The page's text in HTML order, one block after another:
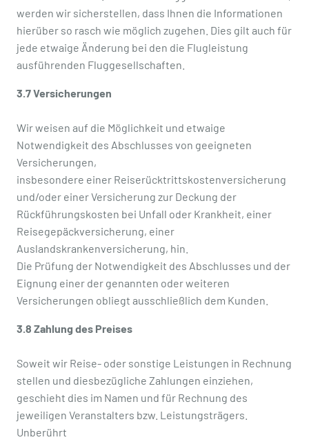
werden wir sicherstellen, dass Ihnen die Informationen
hierüber so rasch wie möglich zugehen. Dies gilt auch für
jede etwaige Änderung bei den die Flugleistung
ausführenden Fluggesellschaften.
3.7 Versicherungen
Wir weisen auf die Möglichkeit und etwaige
Notwendigkeit des Abschlusses von geeigneten
Versicherungen,
insbesondere einer Reiserücktrittskostenversicherung
und/oder einer Versicherung zur Deckung der
Rückführungskosten bei Unfall oder Krankheit, einer
Reisegepäckversicherung, einer
Auslandskrankenversicherung, hin.
Die Prüfung der Notwendigkeit des Abschlusses und der
Eignung einer der genannten oder weiteren
Versicherungen obliegt ausschließlich dem Kunden.
3.8 Zahlung des Preises
Soweit wir Reise- oder sonstige Leistungen in Rechnung
stellen und diesbezügliche Zahlungen einziehen,
geschieht dies im Namen und für Rechnung des
jeweiligen Veranstalters bzw. Leistungsträgers.
Unberührt